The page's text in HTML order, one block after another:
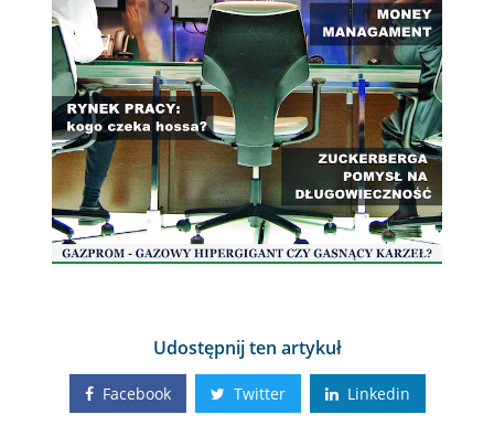
Udostępnij ten artykuł
Facebook Twitter Linkedin